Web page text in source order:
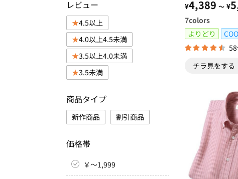
レビュー
4.5以上
4.0以上4.5未満
3.5以上4.0未満
3.5未満
商品タイプ
新作商品 割引商品
価格帯
￥～1,999
¥4,389 ～ ¥
7colors
よりどり
チラ見をする